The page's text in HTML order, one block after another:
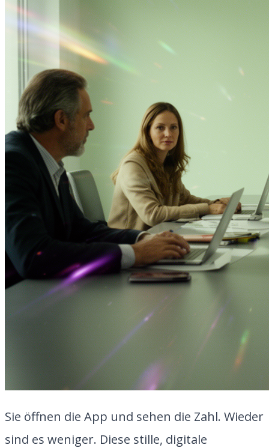
Sie öffnen die App und sehen die Zahl. Wieder
sind es weniger. Diese stille, digitale